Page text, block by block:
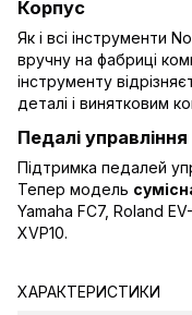
Корпус
Як і всі інструменти
вручну на фабриці
інструменту
деталі і винятковим
Педалі управління
Підтримка педалей
Тепер модель
Yamaha FC7, Roland
XVP10.
ХАРАКТЕРИСТИКИ